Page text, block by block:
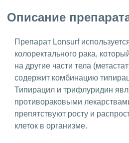
Описание
Препарат Lonsurf
колоректального рака,
на другие части тела
содержит комбинацию
Типирацил и трифлуридин
противораковыми
препятствуют росту и
клеток в организме.